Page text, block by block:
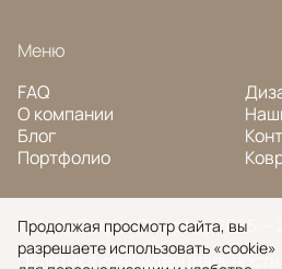
Меню
FAQ
О компании
Блог
Портфолио
© Ansy Carpet Company 2005 —
Политика конфиденциальности
Продолжая просмотр сайта, вы
разрешаете использовать «cookie»